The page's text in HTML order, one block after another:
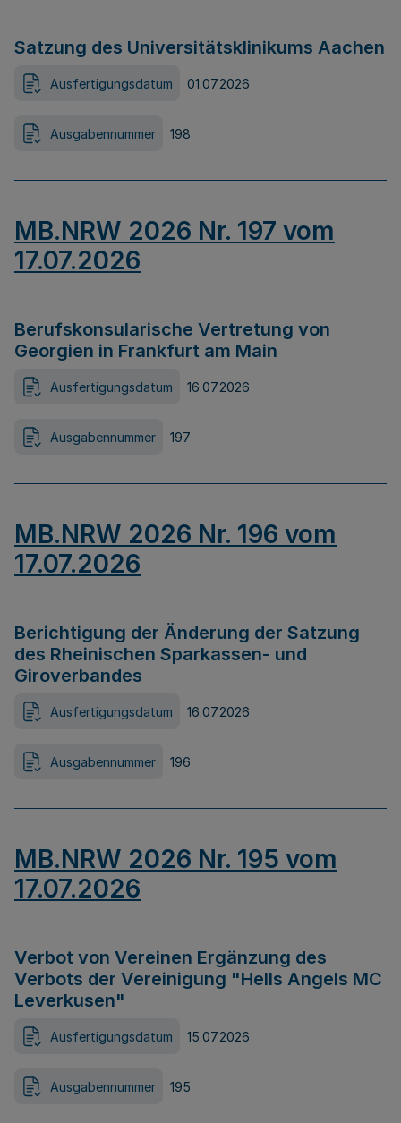
Satzung des Universitätsklinikums Aachen
Ausfertigungsdatum 01.07.2026
Ausgabennummer 198
MB.NRW 2026 Nr. 197 vom
17.07.2026
Berufskonsularische Vertretung von
Georgien in Frankfurt am Main
Ausfertigungsdatum 16.07.2026
Ausgabennummer 197
MB.NRW 2026 Nr. 196 vom
17.07.2026
Berichtigung der Änderung der Satzung
des Rheinischen Sparkassen- und
Giroverbandes
Ausfertigungsdatum 16.07.2026
Ausgabennummer 196
MB.NRW 2026 Nr. 195 vom
17.07.2026
Verbot von Vereinen Ergänzung des
Verbots der Vereinigung "Hells Angels MC
Leverkusen"
Ausfertigungsdatum 15.07.2026
Ausgabennummer 195